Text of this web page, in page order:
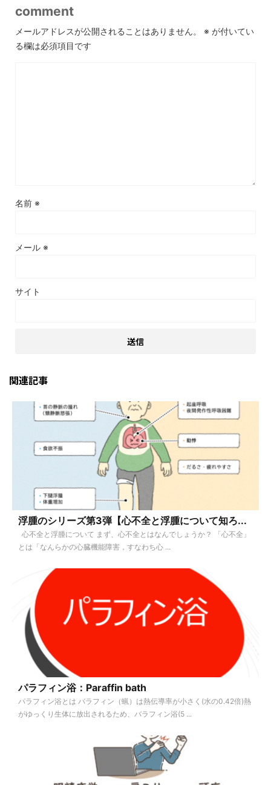
comment
メールアドレスが公開されることはありません。 ※ が付いてい
る欄は必須項目です
名前 ※
メール ※
サイト
関連記事
浮腫のシリーズ第3弾【心不全と浮腫について知ろ...
心不全と浮腫について まず、心不全とはなんでしょうか？ 「心不全」
とは「なんらかの心臓機能障害，すなわち心 ...
パラフィン浴：Paraffin bath
パラフィン浴とは バラフィン（蝋）は熱伝導率が小さく(水の0.42倍)熱
がゆっくり生体に放出されるため、バラフィン浴(5 ...